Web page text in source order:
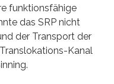
funktionsfähige
das SRP nicht
der Transport der
Kanal